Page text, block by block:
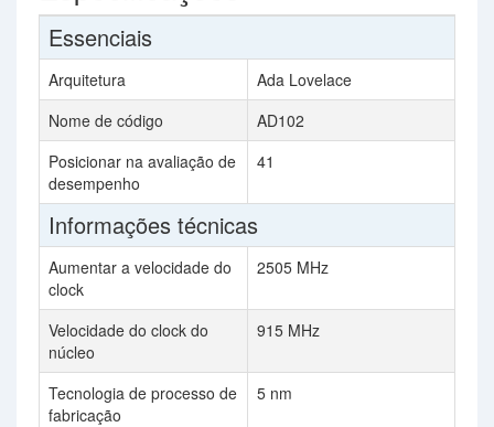
Essenciais
Arquitetura
Ada Lovelace
Nome de código
AD102
Posicionar na avaliação de
desempenho
41
Informações técnicas
Aumentar a velocidade do
clock
2505 MHz
Velocidade do clock do
núcleo
915 MHz
Tecnologia de processo de
fabricação
5 nm